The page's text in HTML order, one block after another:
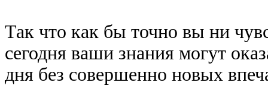
Так что как бы точно вы ни
сегодня ваши знания могут
дня без совершенно новых